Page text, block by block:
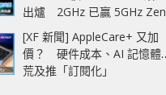
出爐 2GHz 已贏 5GHz Zen
5‧全速 5.4GHz 更拉開距離
[XF 新聞] AppleCare+ 又加
價？ 硬件成本、AI 記憶體
荒及推「訂閱化」